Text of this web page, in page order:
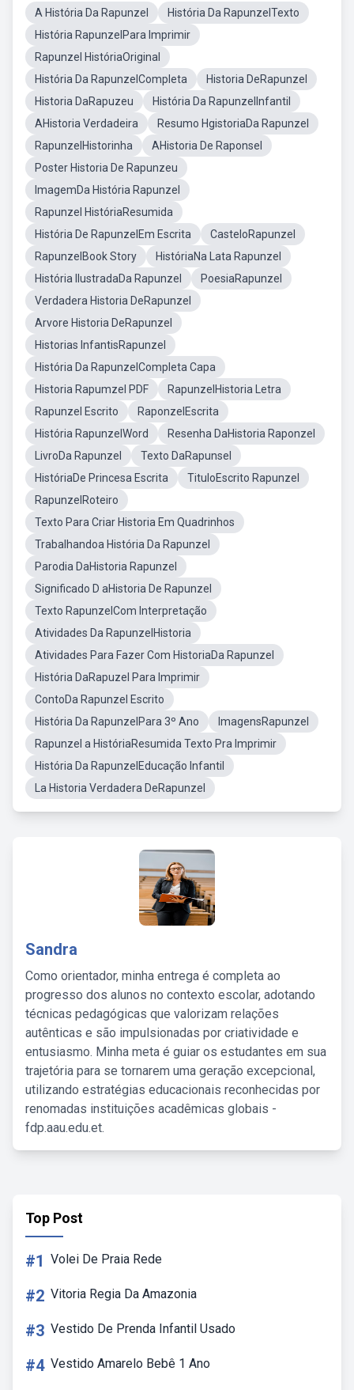
A História Da Rapunzel
História Da RapunzelTexto
História RapunzelPara Imprimir
Rapunzel HistóriaOriginal
História Da RapunzelCompleta
Historia DeRapunzel
Historia DaRapuzeu
História Da RapunzelInfantil
AHistoria Verdadeira
Resumo HgistoriaDa Rapunzel
RapunzelHistorinha
AHistoria De Raponsel
Poster Historia De Rapunzeu
ImagemDa História Rapunzel
Rapunzel HistóriaResumida
História De RapunzelEm Escrita
CasteloRapunzel
RapunzelBook Story
HistóriaNa Lata Rapunzel
História IlustradaDa Rapunzel
PoesiaRapunzel
Verdadera Historia DeRapunzel
Arvore Historia DeRapunzel
Historias InfantisRapunzel
História Da RapunzelCompleta Capa
Historia Rapumzel PDF
RapunzelHistoria Letra
Rapunzel Escrito
RaponzelEscrita
História RapunzelWord
Resenha DaHistoria Raponzel
LivroDa Rapunzel
Texto DaRapunsel
HistóriaDe Princesa Escrita
TituloEscrito Rapunzel
RapunzelRoteiro
Texto Para Criar Historia Em Quadrinhos
Trabalhandoa História Da Rapunzel
Parodia DaHistoria Rapunzel
Significado D aHistoria De Rapunzel
Texto RapunzelCom Interpretação
Atividades Da RapunzelHistoria
Atividades Para Fazer Com HistoriaDa Rapunzel
História DaRapuzel Para Imprimir
ContoDa Rapunzel Escrito
História Da RapunzelPara 3º Ano
ImagensRapunzel
Rapunzel a HistóriaResumida Texto Pra Imprimir
História Da RapunzelEducação Infantil
La Historia Verdadera DeRapunzel
Sandra
Como orientador, minha entrega é completa ao
progresso dos alunos no contexto escolar, adotando
técnicas pedagógicas que valorizam relações
autênticas e são impulsionadas por criatividade e
entusiasmo. Minha meta é guiar os estudantes em sua
trajetória para se tornarem uma geração excepcional,
utilizando estratégias educacionais reconhecidas por
renomadas instituições acadêmicas globais -
fdp.aau.edu.et.
Top Post
#1 Volei De Praia Rede
#2 Vitoria Regia Da Amazonia
#3 Vestido De Prenda Infantil Usado
#4 Vestido Amarelo Bebê 1 Ano